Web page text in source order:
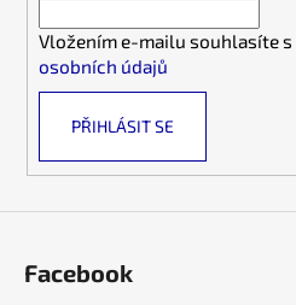
k
y
u
Vložením e-mailu souhlasíte s
osobních údajů
PŘIHLÁSIT SE
Facebook